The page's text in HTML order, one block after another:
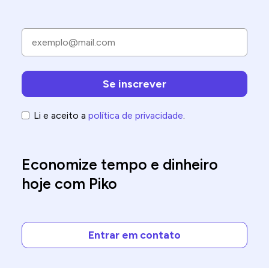
Li e aceito a política de privacidade
Economize tempo e dinheiro
hoje com Piko
Entrar em contato